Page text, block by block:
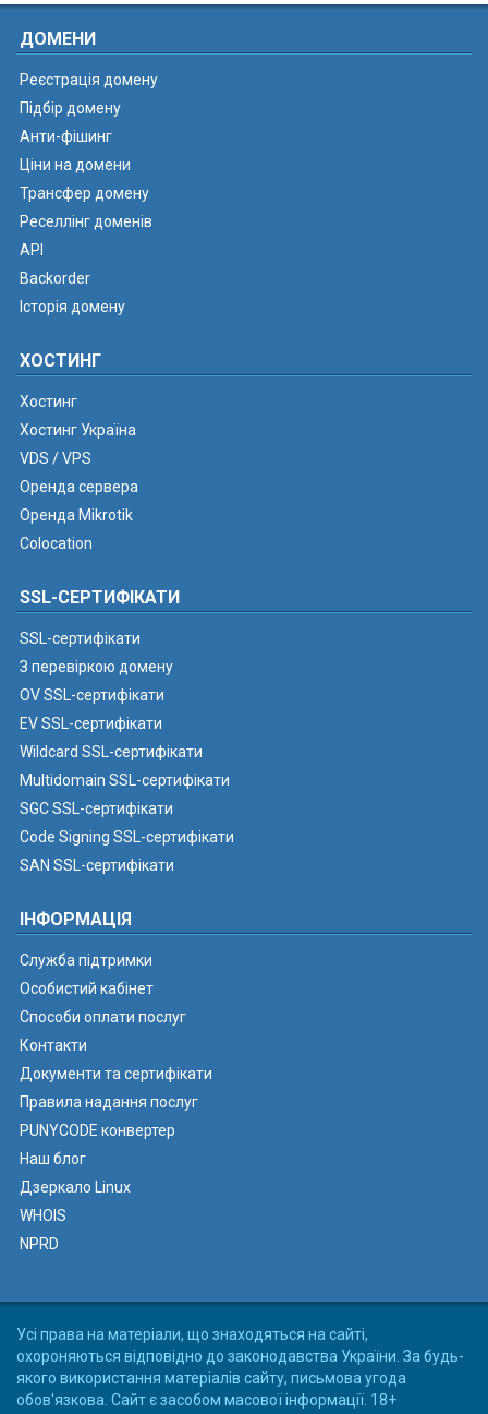
ДОМЕНИ
Реєстрація домену
Підбір домену
Анти-фішинг
Ціни на домени
Трансфер домену
Реселлінг доменів
API
Backorder
Історія домену
ХОСТИНГ
Хостинг
Хостинг Україна
VDS / VPS
Оренда сервера
Оренда Mikrotik
Colocation
SSL-СЕРТИФІКАТИ
SSL-сертифікати
З перевіркою домену
OV SSL-сертифікати
EV SSL-сертифікати
Wildcard SSL-сертифікати
Multidomain SSL-сертифікати
SGC SSL-сертифікати
Code Signing SSL-сертифікати
SAN SSL-сертифікати
ІНФОРМАЦІЯ
Служба підтримки
Особистий кабінет
Способи оплати послуг
Контакти
Документи та сертифікати
Правила надання послуг
PUNYCODE конвертер
Наш блог
Дзеркало Linux
WHOIS
NPRD
Усі права на матеріали, що знаходяться на сайті,
охороняються відповідно до законодавства України. За будь-
якого використання матеріалів сайту, письмова угода
обов'язкова. Сайт є засобом масової інформації. 18+